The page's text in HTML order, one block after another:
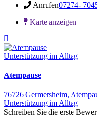
Anrufen07274-
Karte anzeigen
Unterstützung im Alltag
Atempause
76726 Germersheim,
Unterstützung im Alltag
Schreiben Sie die erste